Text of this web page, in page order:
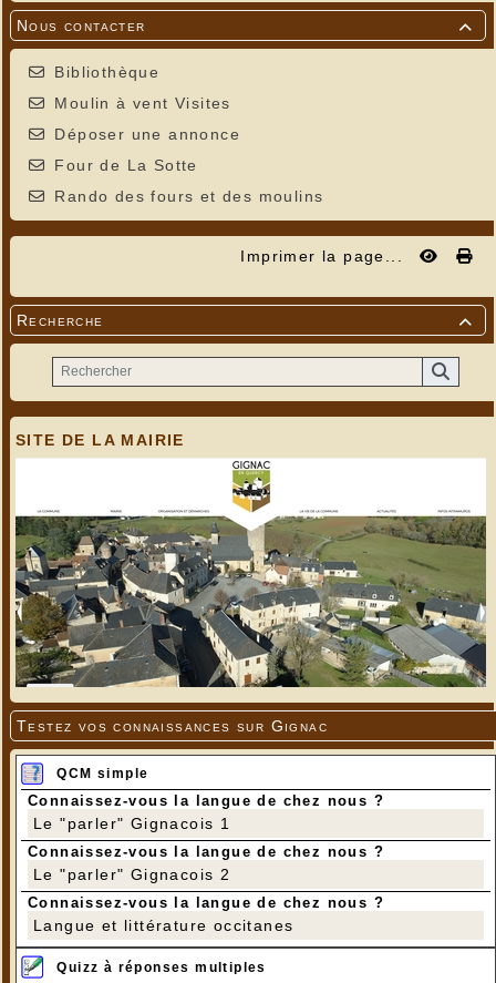

Nous contacter
Bibliothèque
Moulin à vent Visites
Déposer une annonce
Four de La Sotte
Rando des fours et des moulins
Imprimer la page...

Recherche
SITE DE LA MAIRIE
Testez vos connaissances sur Gignac
QCM simple
Connaissez-vous la langue de chez nous ?
Le "parler" Gignacois 1
Connaissez-vous la langue de chez nous ?
Le "parler" Gignacois 2
Connaissez-vous la langue de chez nous ?
Langue et littérature occitanes
Quizz à réponses multiples